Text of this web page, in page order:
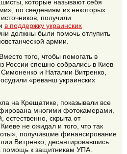
которые называют себя
по сведениям из некоторых
получили
в поддержку украинских
должны были помочь отлупить
армии.
того, чтобы помогать в
России спешно собрались в Киев
и Наталии Витренко,
«реванш украинских
на Крещатике, показывали все
многими фотокамерами.
естественно, скрыта от
не ожидал и того, что так
получившие финансирование
Витренко, десантировавшись
помощь к защитникам УПА.